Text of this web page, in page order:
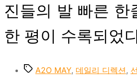
진들의 발 빠른
한 평이 수록되었
TagsA2O MAY, 데일리 디렉션 ,